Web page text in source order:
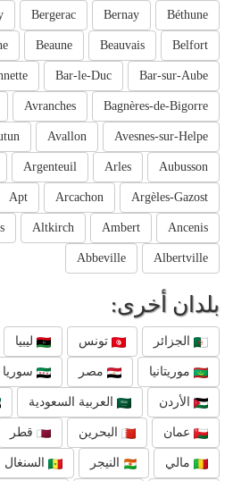
Béthune
Bernay
Bergerac
Belfort
Beauvais
Beaune
Bar-sur-Aube
Bar-le-Duc
Bagnères-de-Bigorre
Avranches
Avesnes-sur-Helpe
Avallon
Aubusson
Arles
Argenteuil
Argèles-Gazost
Arcachon
Apt
Ancenis
Ambert
Altkirch
Albertville
Abbeville
بلدان أخرى:
الجزائر تونس ليبيا
موريتانيا مصر سوريا
الأردن العربية السعودية
عمان البحرين قطر
مالي النيجر السنغال